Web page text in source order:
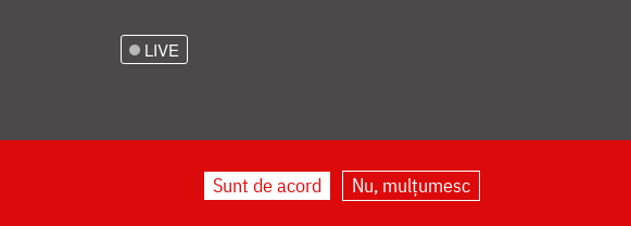
LIVE
Sunt de acord Nu, mulțumesc